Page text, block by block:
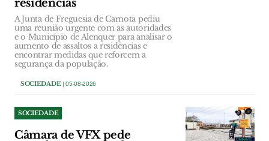
residências
A Junta de Freguesia de Carnota pediu
uma reunião urgente com as autoridades
e o Município de Alenquer para analisar o
aumento de assaltos a residências e
encontrar medidas que reforcem a
segurança da população.
SOCIEDADE| 05-08-2026
SOCIEDADE
Câmara de VFX pede